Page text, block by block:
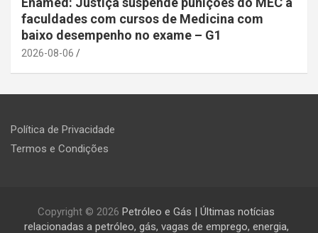
faculdades com cursos de Medicina com
baixo desempenho no exame – G1
2026-08-06
Política de Privacidade
Termos e Condições
Copyright © 2026 Petróleo e Gás | Últimas notícias
relacionadas a petróleo, gás, vagas de emprego, energia,